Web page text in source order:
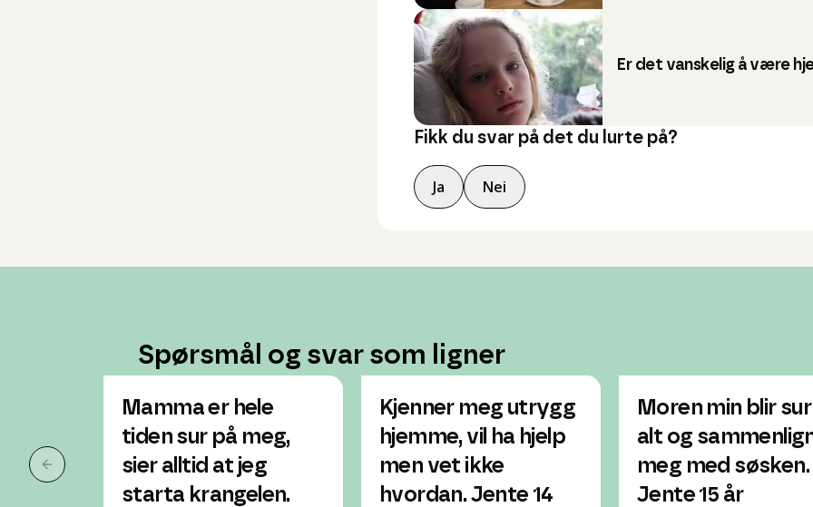
Er det vanskelig å være
Fikk du svar på det du lurte på?
Ja Nei
Spørsmål og svar som ligner
Forrige slide
Mamma er hele
tiden sur på meg,
sier alltid at jeg
starta krangelen.
Kjenner meg utrygg
hjemme, vil ha hjelp
men vet ikke
hvordan. Jente 14
Moren min blir
alt og
meg med søsken.
Jente 15 år